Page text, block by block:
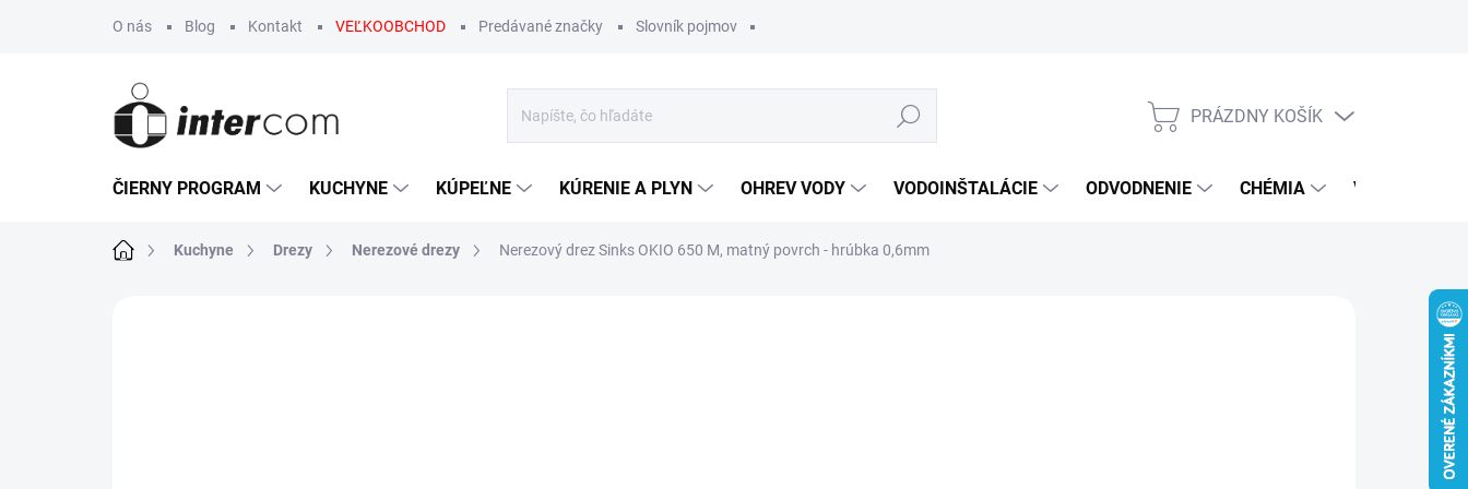
O nás Blog Kontakt VEĽKOOBCHOD Predávané značky Slovník pojmov
Hľadať
NÁKUPNÝ
PRÁZDNY KOŠÍK
ČIERNY PROGRAM KUCHYNE KÚPEĽNE KÚRENIE A PLYN OHREV VODY VODOINŠTALÁCIE ODVODNENIE CHÉMIA VEREJNÝ
DomovKuchyne Drezy Nerezové drezy Nerezový drez Sinks OKIO 650 M, matný povrch - hrúbka 0,6mm